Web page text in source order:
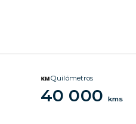
Quilómetros
40 000 kms